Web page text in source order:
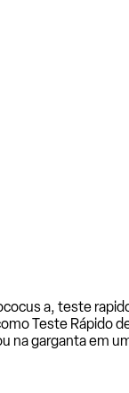
a, teste
Teste
na garganta em